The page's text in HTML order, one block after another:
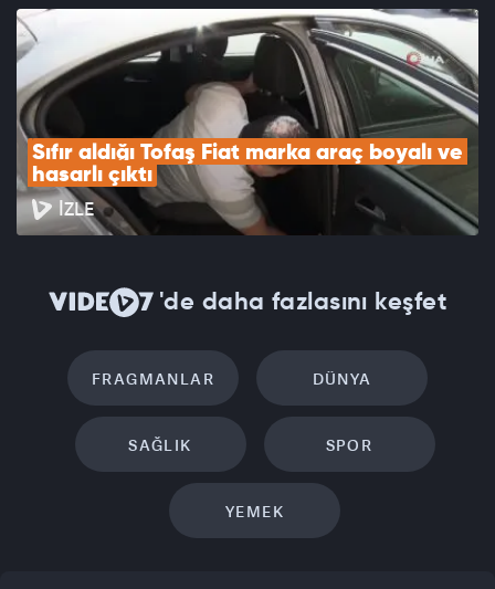
Sıfır aldığı Tofaş Fiat marka araç boyalı ve
hasarlı çıktı
İZLE
'de daha fazlasını keşfet
FRAGMANLAR DÜNYA
SAĞLIK SPOR
YEMEK